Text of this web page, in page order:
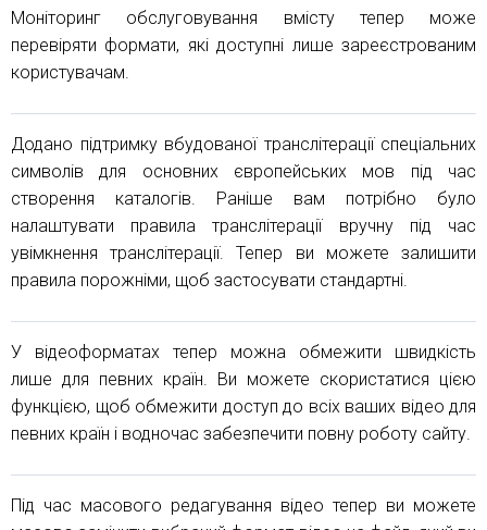
Моніторинг обслуговування вмісту тепер може
перевіряти формати, які доступні лише зареєстрованим
користувачам.
Додано підтримку вбудованої транслітерації спеціальних
символів для основних європейських мов під час
створення каталогів. Раніше вам потрібно було
налаштувати правила транслітерації вручну під час
увімкнення транслітерації. Тепер ви можете залишити
правила порожніми, щоб застосувати стандартні.
У відеоформатах тепер можна обмежити швидкість
лише для певних країн. Ви можете скористатися цією
функцією, щоб обмежити доступ до всіх ваших відео для
певних країн і водночас забезпечити повну роботу сайту.
Під час масового редагування відео тепер ви можете